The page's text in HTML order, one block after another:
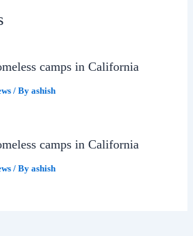
camps in California
/ Byashish
camps in California
/ Byashish